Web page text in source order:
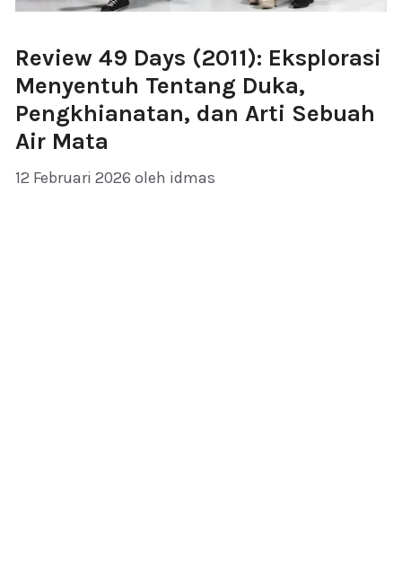
Review 49 Days (2011): Eksplorasi
Menyentuh Tentang Duka,
Pengkhianatan, dan Arti Sebuah
Air Mata
12 Februari 2026 oleh idmas